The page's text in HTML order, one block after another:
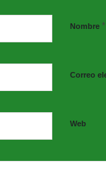
Nombre *
Correo
Web